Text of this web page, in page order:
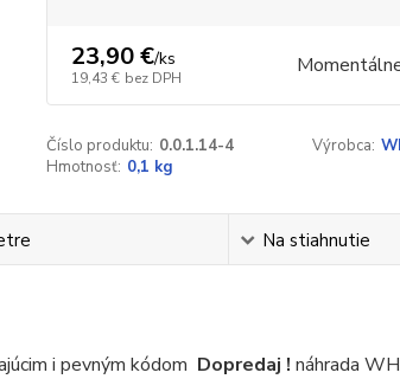
23,90 €/ks
19,43 € bez DPH
Číslo produktu: 0.0.1.14-4 Výrobca:
Hmotnosť: 0,1 kg
Na stiahnutie
i pevným kódom Dopredaj ! náhrada